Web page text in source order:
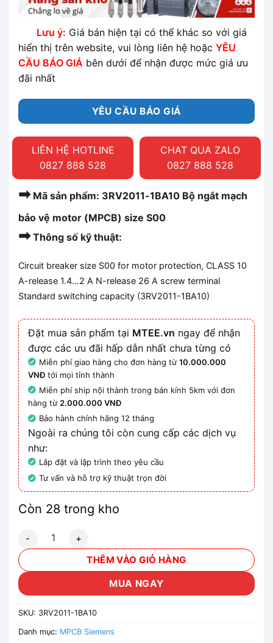
NHẤT THỊ TRƯỜNG
Lưu ý: Giá bán hiện tại có thể khác so với giá
hiển thị trên website, vui lòng liên hệ hoặc YÊU
CẦU BÁO GIÁ bên dưới để nhận được mức giá ưu
đãi nhất
YÊU CẦU BÁO GIÁ
LIÊN HỆ HOTLINE
0827 888 528
CHAT QUA ZALO
0827 888 528
➡Mã sản phẩm: 3RV2011-1BA10 Bộ ngắt mạch
bảo vệ motor (MPCB) size S00
➡Thông số kỹ thuật:
Circuit breaker size S00 for motor protection, CLASS 10
A-release 1.4…2 A N-release 26 A screw terminal
Standard switching capacity (3RV2011-1BA10)
Đặt mua sản phẩm tại MTEE.vn ngay để nhận
được các ưu đãi hấp dẫn nhất chưa từng có
Miễn phí giao hàng cho đơn hàng từ10.000.000
VNĐ tới mọi tỉnh thành
Miễn phí ship nội thành trong bán kính 5km với đơn
hàng từ2.000.000 VNĐ
Bảo hành chính hãng 12 tháng
Ngoài ra chúng tôi còn cung cấp các dịch vụ
như:
Lắp đặt và lập trình theo yêu cầu
Tư vấn và hỗ trợ kỹ thuật trọn đời
Còn 28 trong kho
3RV2011-1BA10 Bộ ngắt mạch bảo vệ motor size S00 số
THÊM VÀO GIỎ HÀNG
MUA NGAY
SKU: 3RV2011-1BA10
Danh mục: MPCB Siemens